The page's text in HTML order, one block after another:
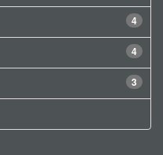
4
4
3